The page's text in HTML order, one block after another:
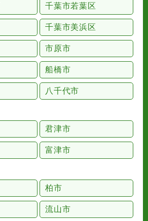
千葉市若葉区
千葉市美浜区
市原市
船橋市
八千代市
君津市
富津市
柏市
流山市